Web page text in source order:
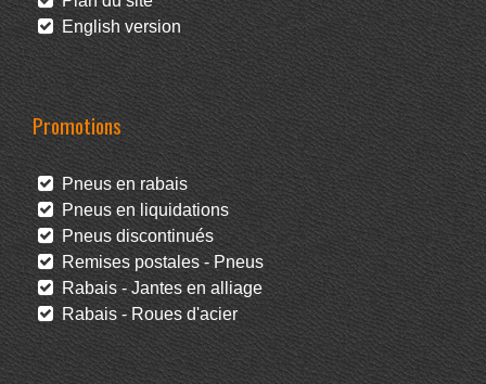
English version
Promotions
Pneus en rabais
Pneus en liquidations
Pneus discontinués
Remises postales - Pneus
Rabais - Jantes en alliage
Rabais - Roues d'acier